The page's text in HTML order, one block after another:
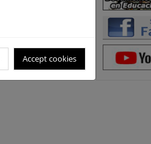
Accept cookies